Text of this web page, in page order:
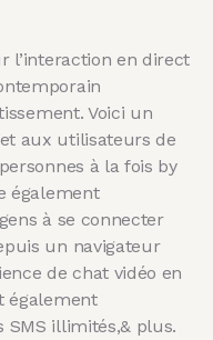
l’interaction en direct
Voici un
aux utilisateurs de
à la fois by
également
à se connecter
un navigateur
de chat vidéo en
également
SMS illimités,& plus.